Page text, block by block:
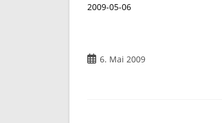
2009-05-06
Beitrag
6. Mai 2009